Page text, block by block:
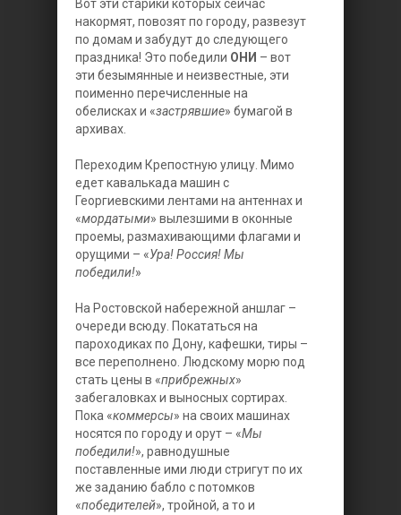
Вот эти старики которых сейчас
накормят, повозят по городу, развезут
по домам и забудут до следующего
праздника! Это победили ОНИ – вот
эти безымянные и неизвестные, эти
поименно перечисленные на
обелисках и «застрявшие» бумагой в
архивах.
Переходим Крепостную улицу. Мимо
едет кавалькада машин с
Георгиевскими лентами на антеннах и
«мордатыми» вылезшими в оконные
проемы, размахивающими флагами и
орущими – «Ура! Россия! Мы
победили!»
На Ростовской набережной аншлаг –
очереди всюду. Покататься на
пароходиках по Дону, кафешки, тиры –
все переполнено. Людскому морю под
стать цены в «прибрежных»
забегаловках и выносных сортирах.
Пока «коммерсы» на своих машинах
носятся по городу и орут – «Мы
победили!», равнодушные
поставленные ими люди стригут по их
же заданию бабло с потомков
«победителей», тройной, а то и